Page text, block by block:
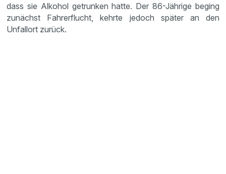
dass sie Alkohol getrunken hatte. Der 86-Jährige beging
zunächst Fahrer­flucht, kehrte jedoch später an den
Unfallort zurück.